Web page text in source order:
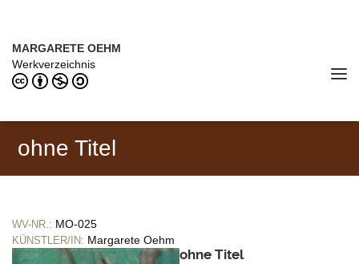
MARGARETE OEHM
Werkverzeichnis
ohne Titel
WV-NR.: MO-025
KÜNSTLER/IN: Margarete Oehm
ohne Titel